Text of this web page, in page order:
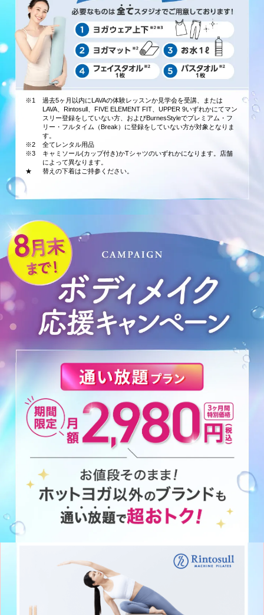
※1
過去5ヶ月以内にLAVAの体験レッスンか見学会を受講、または
LAVA、Rintosull、FIVE ELEMENT FIT、UPPER 9いずれかにてマン
スリー登録をしていない方、およびBurnesStyleでプレミアム・フ
リー・フルタイム（Break）に登録をしていない方が対象となりま
す。
※2
全てレンタル用品
※3
キャミソール(カップ付き)かTシャツのいずれかになります。店舗
によって異なります。
★
替えの下着はご持参ください。